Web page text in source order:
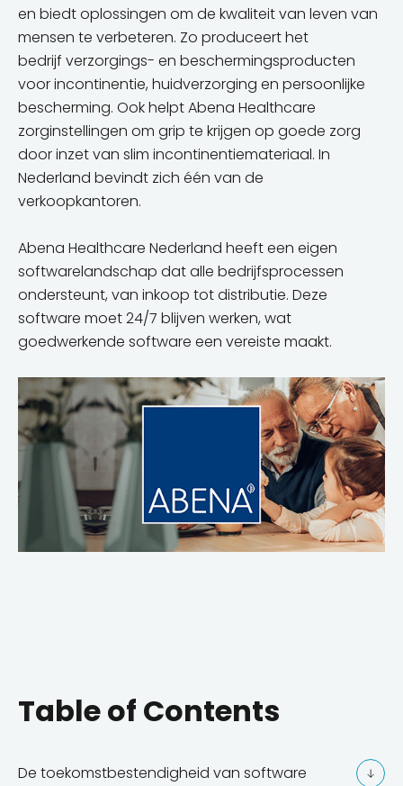
en biedt oplossingen om de kwaliteit van leven van
mensen te verbeteren. Zo produceerthet
bedrijf verzorgings- en beschermingsproducten
voor incontinentie, huidverzorging en persoonlijke
bescherming. Ook helpt Abena Healthcare
zorginstellingen om grip te krijgen op goede zorg
door inzet van slim incontinentiemateriaal. In
Nederland bevindt zich één van de
verkoopkantoren.
Abena Healthcare Nederland heeft een eigen
softwarelandschap dat alle bedrijfsprocessen
ondersteunt, van inkoop tot distributie. Deze
software moet 24/7 blijven werken, wat
goedwerkende software een vereiste maakt.
Table of Contents
De toekomstbestendigheid van software